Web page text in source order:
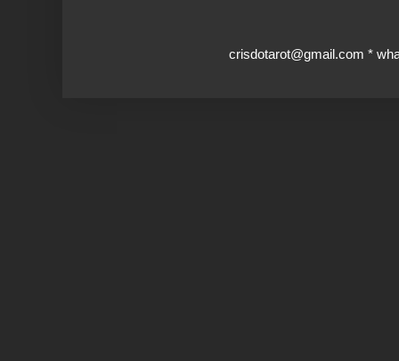
crisdotarot@gmail.com *